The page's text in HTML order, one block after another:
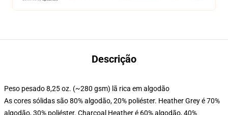
Descrição
Peso pesado 8,25 oz. (~280 gsm) lã rica em algodão
As cores sólidas são 80% algodão, 20% poliéster. Heather Grey é 70%
algodão, 30% poliéster. Charcoal Heather é 60% algodão, 40%